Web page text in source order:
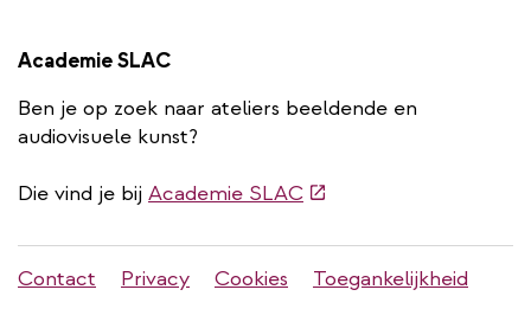
Academie SLAC
Ben je op zoek naar ateliers beeldende en
audiovisuele kunst?
Die vind je bij Academie SLAC(externe
Stadleuven
Contact Privacy Cookies
Toegankelijkheid